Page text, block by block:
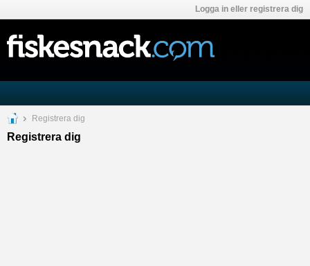
Logga in eller registrera dig
Registrera dig
Registrera dig